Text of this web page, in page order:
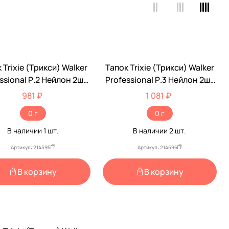
Trixie (Трикси) Walker
Р.2 Нейлон 2шт
19471
981 ₽
0 г
В наличии1 шт.
Артикул: 214595
В корзину
Тапок Trixie (Трикси) Walker
Professional Р.3 Нейлон 2шт
19472
1 081 ₽
0 г
В наличии2 шт.
Артикул: 214596
В корзину